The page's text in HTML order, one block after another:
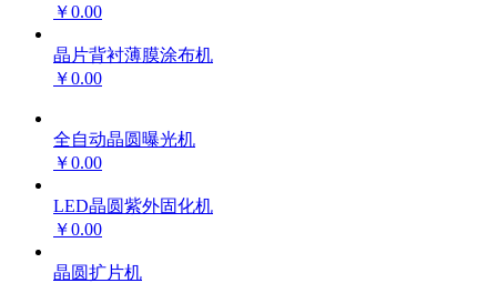
￥0.00
晶片背衬薄膜涂布机
￥0.00
全自动晶圆曝光机
￥0.00
LED晶圆紫外固化机
￥0.00
晶圆扩片机